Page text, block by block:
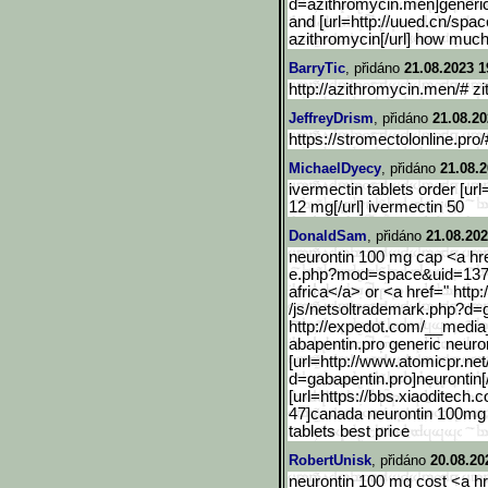
d=azithromycin.men]gener
and [url=http://uued.cn/
azithromycin[/url] how
BarryTic, přidáno 21.08.2023
http://azithromycin.men/#
JeffreyDrism, přidáno
https://
MichaelDyecy, přidáno
ivermectin tablets order
12 mg[/url] ivermectin 50
DonaldSam, přidáno
neurontin 100 mg cap <a
africa</a> or <a href="
/js/
http://expedot.com/__medi
abapentin.pro generic
[url=http://www.atomicpr.
d=gabapentin.pro]neuron
[url=https://
47]canada neurontin
tablets best price
RobertUnisk, přidáno
neurontin 100 mg cost <a